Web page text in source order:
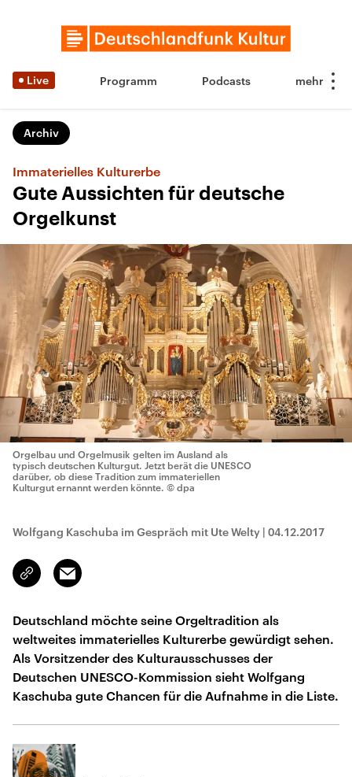
Live Programm Podcasts
Archiv
Immaterielles Kulturerbe
Gute Aussichten für deutsche
Orgelkunst
Orgelbau und Orgelmusik gelten im Ausland als
typisch deutschen Kulturgut. Jetzt berät die UNESCO
darüber, ob diese Tradition zum immateriellen
Kulturgut ernannt werden könnte. © dpa
Wolfgang Kaschuba im Gespräch mit Ute Welty | 04.12.2017
Link
kopieren/teilen
Email
Deutschland möchte seine Orgeltradition als
weltweites immaterielles Kulturerbe gewürdigt sehen.
Als Vorsitzender des Kulturausschusses der
Deutschen UNESCO-Kommission sieht Wolfgang
Kaschuba gute Chancen für die Aufnahme in die Liste.